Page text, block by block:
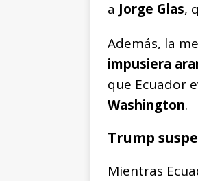
a Jorge Glas,
Además, la
impusiera
que Ecuador
Washington.
Trump
Mientras